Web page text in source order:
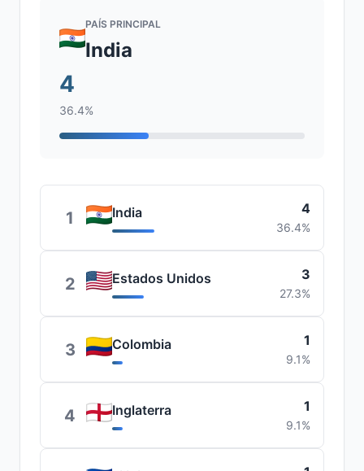
PAÍS PRINCIPAL
India
4
36.4%
1 India 4
36.4%
2 Estados Unidos 3
27.3%
3 Colombia 1
9.1%
4 Inglaterra 1
9.1%